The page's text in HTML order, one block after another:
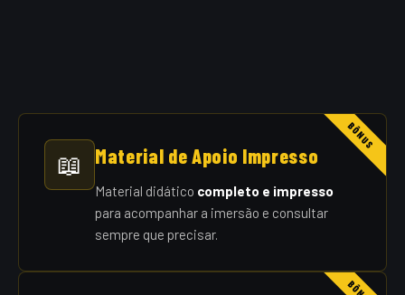
📖 Material de Apoio Impresso
Material didático completo e impresso
para acompanhar a imersão e consultar
sempre que precisar.